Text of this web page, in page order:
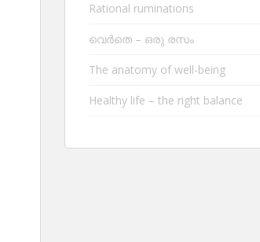
Rational ruminations
വെർതെ – ഒരു രസം
The anatomy of well-being
Healthy life – the right balance